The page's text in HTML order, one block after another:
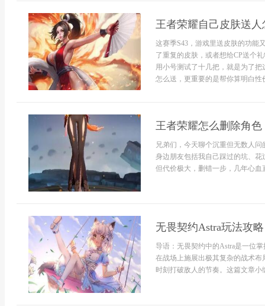
王者荣耀自己皮肤送
这赛季S43，游戏里送皮肤的功能
了重复的皮肤，或者想给CP送个
用小号测试了十几把，就是为了
怎么送，更重要的是帮你算明白性
王者荣耀怎么删除角
兄弟们，今天聊个沉重但无数人
身边朋友包括我自己踩过的坑、
但代价极大，删错一步，几年心血
无畏契约Astra玩法攻略
导语：无畏契约中的Astra是一位
在战场上施展出极其复杂的战术
时刻打破敌人的节奏。这篇文章小